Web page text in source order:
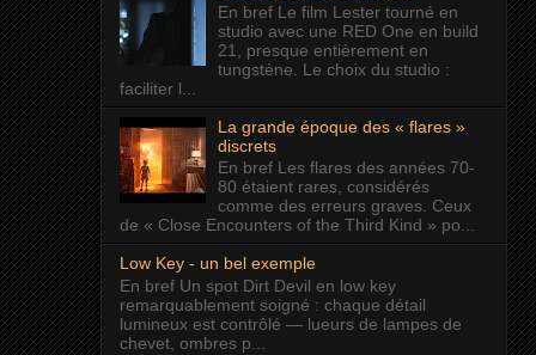
En bref Le film Lester tourné en
studio avec une RED One en build
21, presque entièrement en
tungstène. Le choix du studio :
faciliter l...
La grande époque des « flares »
discrets
En bref Les flares des années 70-
80 étaient rares, considérés
comme des erreurs graves. Ceux
de « Close Encounters of the Third Kind » po...
Low Key - un bel exemple
En bref Un spot Dirt Devil en low key
remarquablement soigné : chaque détail
lumineux est contrôlé — lueurs de lampes de
chevet, ombres p...